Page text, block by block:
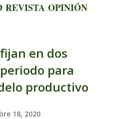
REVISTA OPINIÓN
en dos
para
productivo
18, 2020